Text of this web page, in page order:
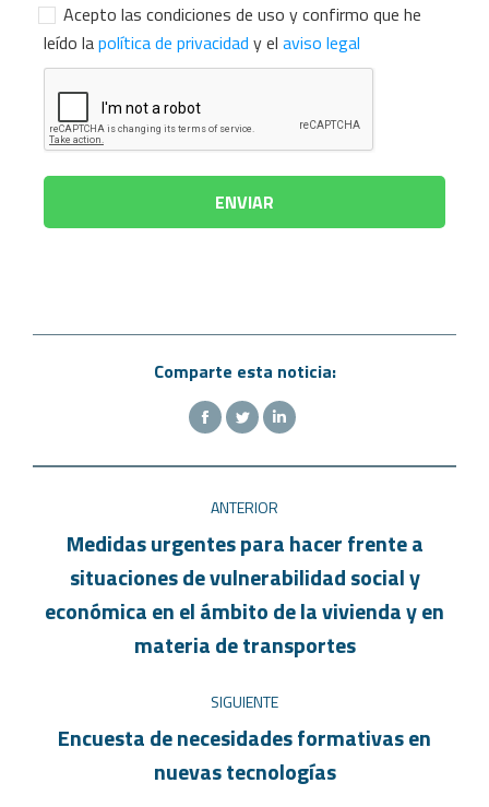
Acepto las condiciones de uso y confirmo que he
leído lapolítica de privacidad y el aviso legal
Comparte esta noticia:
ANTERIOR
Medidas urgentes para hacer frente a
situaciones de vulnerabilidad social y
económica en el ámbito de la vivienda y en
materia de transportes
SIGUIENTE
Encuesta de necesidades formativas en
nuevas tecnologías